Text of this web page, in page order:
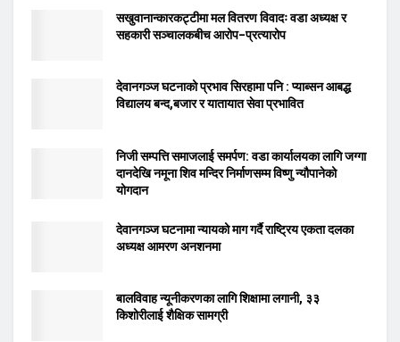
सखुवानान्कारकट्टीमा मल वितरण विवादः वडा अध्यक्ष र
सहकारी सञ्चालकबीच आरोप–प्रत्यारोप
देवानगञ्ज घटनाको प्रभाव सिरहामा पनि : प्याब्सन आबद्ध
विद्यालय बन्द,बजार र यातायात सेवा प्रभावित
निजी सम्पत्ति समाजलाई समर्पण: वडा कार्यालयका लागि जग्गा
दानदेखि नमूना शिव मन्दिर निर्माणसम्म विष्णु न्यौपानेको
योगदान
देवानगञ्ज घटनामा न्यायको माग गर्दै राष्ट्रिय एकता दलका
अध्यक्ष आमरण अनशनमा
बालविवाह न्यूनीकरणका लागि शिक्षामा लगानी, ३३
किशोरीलाई शैक्षिक सामग्री